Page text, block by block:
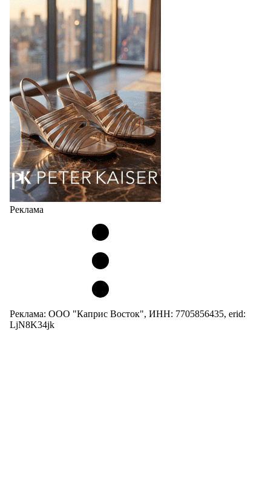
Реклама
Реклама: ООО "Каприс Восток", ИНН: 7705856435, erid:
LjN8K34jk